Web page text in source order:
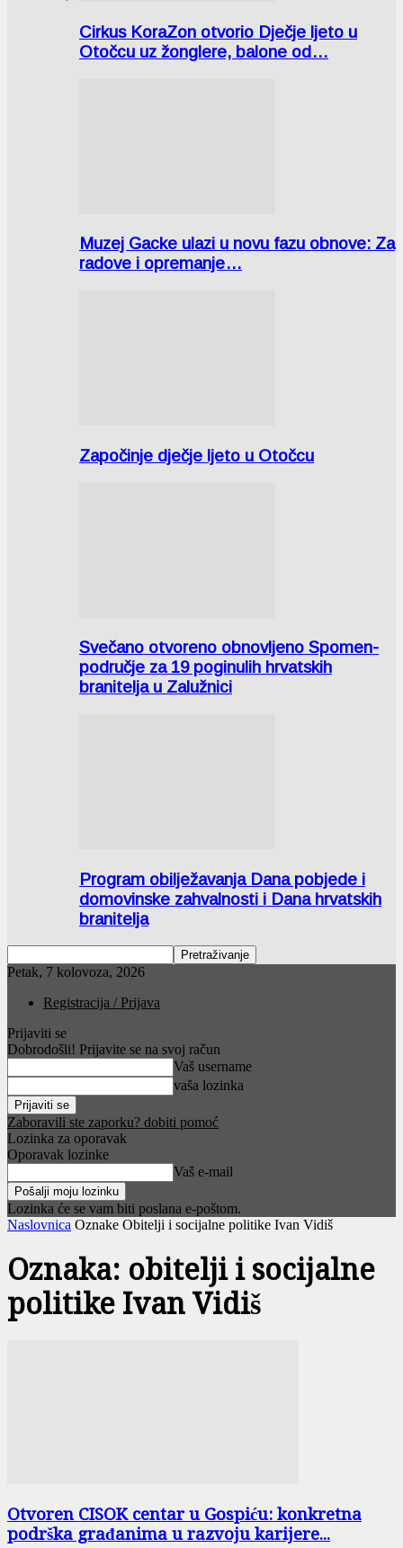
Cirkus KoraZon otvorio Dječje ljeto u
Otočcu uz žonglere, balone od…
Muzej Gacke ulazi u novu fazu obnove: Za
radove i opremanje…
Započinje dječje ljeto u Otočcu
Svečano otvoreno obnovljeno Spomen-
područje za 19 poginulih hrvatskih
branitelja u Zalužnici
Program obilježavanja Dana pobjede i
domovinske zahvalnosti i Dana hrvatskih
branitelja
Petak, 7 kolovoza, 2026
Registracija / Prijava
Prijaviti se
Dobrodošli! Prijavite se na svoj račun
Vaš username
vaša lozinka
Zaboravili ste zaporku? dobiti pomoć
Lozinka za oporavak
Oporavak lozinke
Vaš e-mail
Lozinka će se vam biti poslana e-poštom.
Naslovnica Oznake Obitelji i socijalne politike Ivan Vidiš
Oznaka: obitelji i socijalne
politike Ivan Vidiš
Otvoren CISOK centar u Gospiću: konkretna
podrška građanima u razvoju karijere...